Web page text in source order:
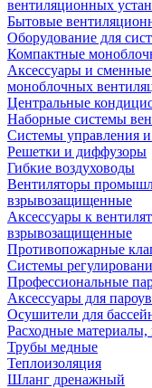
вентиляционных
Бытовые
Оборудование для
Компактные
Аксессуары и
моноблочных
Центральные
Наборные системы
Системы управления
Решетки и диффузоры
Гибкие воздуховоды
Вентиляторы
взрывозащищенные
Аксессуары к
взрывозащищенные
Противопожарные
Системы
Профессиональные
Аксессуары для
Осушители для
Расходные материалы,
Трубы медные
Теплоизоляция
Шланг дренажный